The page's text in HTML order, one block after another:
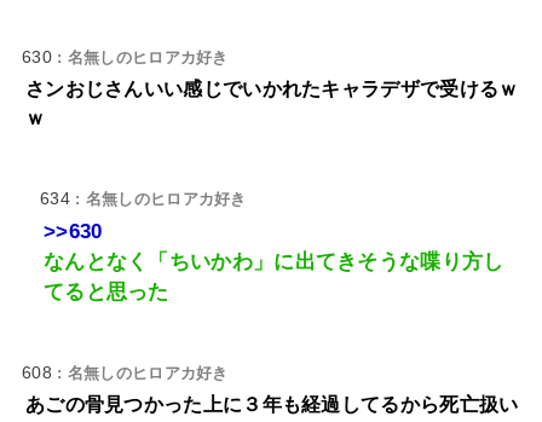
630 : 名無しのヒロアカ好き
さンおじさんいい感じでいかれたキャラデザで受けるｗ
ｗ
634 : 名無しのヒロアカ好き
>>630
なんとなく「ちいかわ」に出てきそうな喋り方し
てると思った
608 : 名無しのヒロアカ好き
あごの骨見つかった上に３年も経過してるから死亡扱い